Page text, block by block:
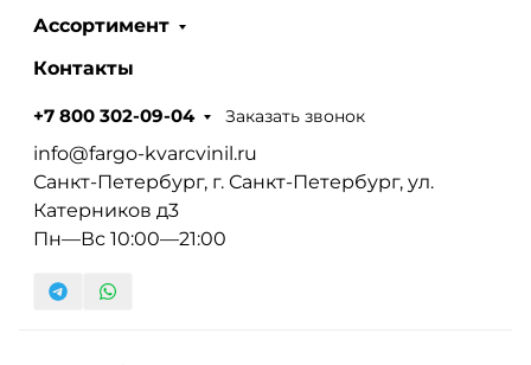
Ассортимент
Контакты
+7 800 302-09-04 Заказать звонок
info@fargo-kvarcvinil.ru
Санкт-Петербург, г. Санкт-Петербург, ул.
Катерников д3
Пн—Вс 10:00—21:00